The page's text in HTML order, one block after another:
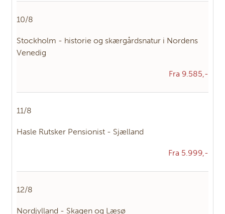
10/8
Stockholm - historie og skærgårdsnatur i Nordens
Venedig
Fra 9.585,-
11/8
Hasle Rutsker Pensionist - Sjælland
Fra 5.999,-
12/8
Nordjylland - Skagen og Læsø